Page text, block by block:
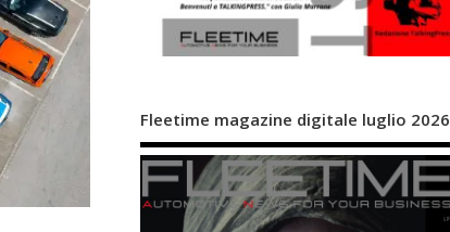
Fleetime magazine digitale luglio 2026